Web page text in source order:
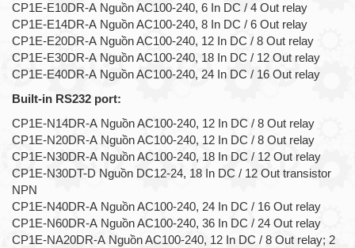
CP1E-E10DR-A Nguồn AC100-240, 6 In DC / 4 Out relay
CP1E-E14DR-A Nguồn AC100-240, 8 In DC / 6 Out relay
CP1E-E20DR-A Nguồn AC100-240, 12 In DC / 8 Out relay
CP1E-E30DR-A Nguồn AC100-240, 18 In DC / 12 Out relay
CP1E-E40DR-A Nguồn AC100-240, 24 In DC / 16 Out relay
Built-in RS232 port:
CP1E-N14DR-A Nguồn AC100-240, 12 In DC / 8 Out relay
CP1E-N20DR-A Nguồn AC100-240, 12 In DC / 8 Out relay
CP1E-N30DR-A Nguồn AC100-240, 18 In DC / 12 Out relay
CP1E-N30DT-D Nguồn DC12-24, 18 In DC / 12 Out transistor
NPN
CP1E-N40DR-A Nguồn AC100-240, 24 In DC / 16 Out relay
CP1E-N60DR-A Nguồn AC100-240, 36 In DC / 24 Out relay
CP1E-NA20DR-A Nguồn AC100-240, 12 In DC / 8 Out relay; 2